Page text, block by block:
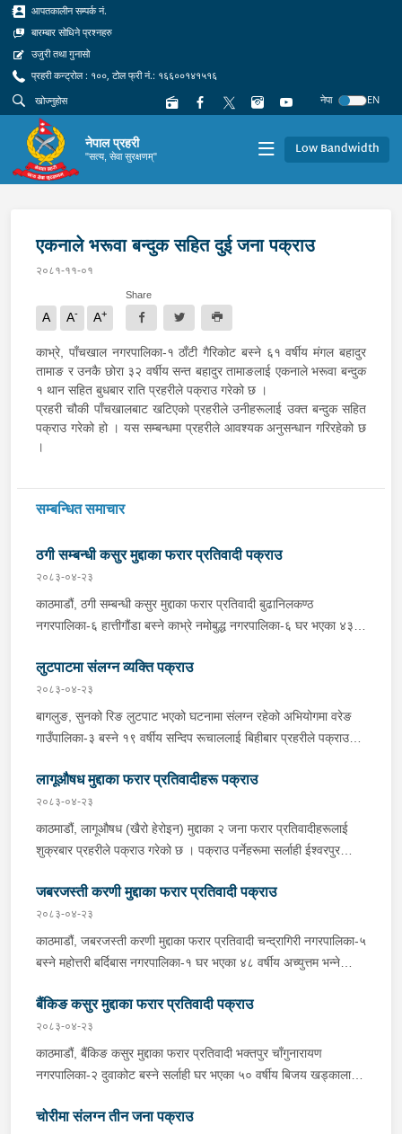
आपतकालीन सम्पर्क नं.
बारम्बार सोधिने प्रश्नहरु
उजुरी तथा गुनासो
प्रहरी कन्ट्रोल : १००, टोल फ्री नं.: १६६००१४१५१६
नेपा
EN
नेपाल प्रहरी
"सत्य, सेवा सुरक्षणम्" Low Bandwidth
एकनाले भरूवा बन्दुक सहित दुई जना पक्राउ
२०८१-११-०१
A A- A+
Share
काभ्रे, पाँचखाल नगरपालिका-१ ठाँटी गैरिकोट बस्ने ६१ वर्षीय मंगल बहादुर
तामाङ र उनकै छोरा ३२ वर्षीय सन्त बहादुर तामाङलाई एकनाले भरूवा बन्दुक
१ थान सहित बुधबार राति प्रहरीले पक्राउ गरेको छ ।
प्रहरी चौकी पाँचखालबाट खटिएको प्रहरीले उनीहरूलाई उक्त बन्दुक सहित
पक्राउ गरेको हो । यस सम्बन्धमा प्रहरीले आवश्यक अनुसन्धान गरिरहेको छ
।
सम्बन्धित समाचार
ठगी सम्बन्धी कसुर मुद्दाका फरार प्रतिवादी पक्राउ
२०८३-०४-२३
काठमाडौं, ठगी सम्बन्धी कसुर मुद्दाका फरार प्रतिवादी बुढानिलकण्ठ
नगरपालिका-६ हात्तीगौंडा बस्ने काभ्रे नमोबुद्ध नगरपालिका-६ घर भएका ४३
फरार रहेका उनलाई काठमाडौं उपत्यका अपराध अनुसन्धान कार्यालय टेकुबाट
खटिएको प्रहरीले काठमाडौं महानगरपालिका-४ धुम्बाराहीबाट पक्राउ गरेको हो
। उनलाई फैसला कार्यान्वयनको लागि जिल्ला अदालत काठमाडौंमा पेश गरिएको
छ ।
लुटपाटमा संलग्न व्यक्ति पक्राउ
२०८३-०४-२३
बागलुङ, सुनको रिङ लुटपाट भएको घटनामा संलग्न रहेको अभियोगमा वरेङ
गाउँपालिका-३ बस्ने १९ वर्षीय सन्दिप रूचाललाई बिहीबार प्रहरीले पक्राउ
धाक धम्की दिई सुनको रिङ लुटेको भन्ने खबर प्राप्त हुनासाथ इलाका प्रहरी
कार्यालय वरेङबाट खटिएको प्रहरीले उनलाई पक्राउ गरेको हो । उनी उपर
जिल्ला अदालत बागलुङबाट ५ दिन म्याद थप अनुमति लिई यस सम्बन्धमा
प्रहरीले आवश्यक अनुसन्धान गरिरहेको छ ।
लागूऔषध मुद्दाका फरार प्रतिवादीहरू पक्राउ
२०८३-०४-२३
काठमाडौं, लागूऔषध (खैरो हेरोइन) मुद्दाका २ जना फरार प्रतिवादीहरूलाई
शुक्रबार प्रहरीले पक्राउ गरेको छ । पक्राउ पर्नेहरूमा सर्लाही ईश्वरपुर
महत्तो रहेका छन् । जिल्ला अदालत महोत्तरीबाट उक्त मुद्दामा पक्राउ पुर्जी जारी
भई फरार रहेका उनीहरूलाई लागूऔषध नियन्त्रण ब्यूरो शाखा कार्यालय
बर्दिबास महोत्तरीबाट खटिएको प्रहरीले सर्लाही ईश्वरपुर नगरपालिका-५ बाट
पक्राउ गरेको हो । कञ्चनपुर, लागूऔषध (खैरो हेरोइन) मुद्दाका फरार
प्रहरीले पक्राउ गरेको छ । जिल्ला अदालत कञ्चनपुरको २०८१ पुस १९ गते
फैसलाले उक्त मुद्दामा १० वर्ष ३ महिना कैद सजाय ठहर भई कारागार कार्यालय
कञ्चनपुरमा थुनामा रहेकोमा गत भदौ २४ गते कारगारबाट भागी फरार रहेका
उनलाई इलाका प्रहरी कार्यालय गड्डाचौकीबाट खटिएको प्रहरीले भीमदत्त
नगरपालिका-११ गड्डाचौकीबाट पक्राउ गरेको हो । उनलाई कैद भुक्तानको
लागि कारागार कार्यालय कञ्चनपुर पठाइएको छ ।
जबरजस्ती करणी मुद्दाका फरार प्रतिवादी पक्राउ
२०८३-०४-२३
काठमाडौं, जबरजस्ती करणी मुद्दाका फरार प्रतिवादी चन्द्रागिरी नगरपालिका-५
बस्ने महोत्तरी बर्दिबास नगरपालिका-१ घर भएका ४८ वर्षीय अच्युत्तम भन्ने
अदालत महोत्तरीबाट २०८३ वैशाख २१ गते उक्त मुद्दामा पक्राउ अनुमति
प्राप्त भई फरार रहेका उनलाई काठमाडौं उपत्यका अपराध अनुसन्धान
कार्यालय टेकुबाट खटिएको प्रहरीले चन्द्रागिरी नगरपालिका-५ हाईविजन
क्लोनीबाट पक्राउ गरेको हो । उनलाई आवश्यक अनुसन्धान तथा कारबाहीको
बैंकिङ कसुर मुद्दाका फरार प्रतिवादी पक्राउ
२०८३-०४-२३
काठमाडौं, बैंकिङ कसुर मुद्दाका फरार प्रतिवादी भक्तपुर चाँगुनारायण
नगरपालिका-२ दुवाकोट बस्ने सर्लाही घर भएका ५० वर्षीय बिजय खड्कालाई
पक्राउ पुर्जी जारी भई फरार रहेका उनलाई काठमाडौं उपत्यका अपराध
चोरीमा संलग्न तीन जना पक्राउ